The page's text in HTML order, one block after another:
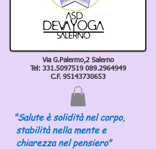
Via G.Palermo,2 Salerno
Tel: 331.5097519 089.2964949
C.F. 95143730653
"Salute è solidità nel corpo,
stabilità nella mente e
chiarezza nel pensiero"